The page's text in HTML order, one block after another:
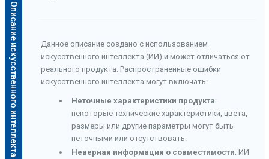
Описание искусственного интеллекта
Данное описание создано с использованием
искусственного интеллекта (ИИ) и может отличаться от
реального продукта. Распространенные ошибки
искусственного интеллекта могут включать:
Неточные характеристики продукта:
некоторые технические характеристики, цвета,
размеры или другие параметры могут быть
неточными или отсутствовать.
Неверная информация о совместимости: ИИ